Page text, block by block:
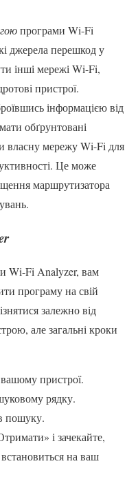
програми Wi-Fi
джерела перешкод у
інші мережі Wi-Fi,
пристрої.
інформацією від
обґрунтовані
власну мережу Wi-Fi для
Це може
маршрутизатора
Wi-Fi Analyzer, вам
програму на свій
залежно від
але загальні кроки
пристрої.
рядку.
пошуку.
і зачекайте,
на ваш